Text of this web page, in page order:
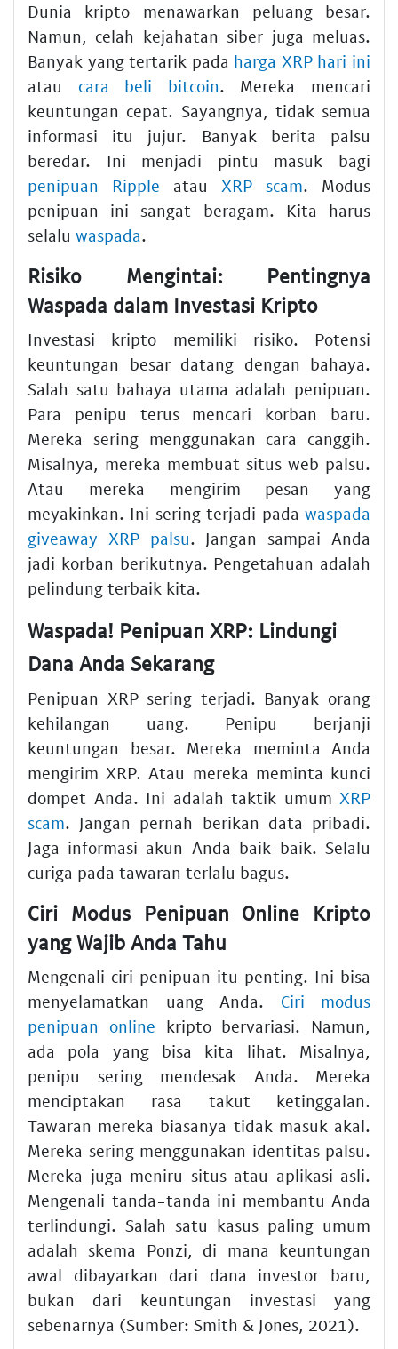
Dunia kripto menawarkan peluang besar.
Namun, celah kejahatan siber juga meluas.
Banyak yang tertarik pada harga XRP hari ini
atau cara beli bitcoin. Mereka mencari
keuntungan cepat. Sayangnya, tidak semua
informasi itu jujur. Banyak berita palsu
beredar. Ini menjadi pintu masuk bagi
penipuan Ripple atau XRP scam. Modus
penipuan ini sangat beragam. Kita harus
selalu waspada.
Risiko Mengintai: Pentingnya
Waspada dalam Investasi Kripto
Investasi kripto memiliki risiko. Potensi
keuntungan besar datang dengan bahaya.
Salah satu bahaya utama adalah penipuan.
Para penipu terus mencari korban baru.
Mereka sering menggunakan cara canggih.
Misalnya, mereka membuat situs web palsu.
Atau mereka mengirim pesan yang
meyakinkan. Ini sering terjadi pada waspada
giveaway XRP palsu. Jangan sampai Anda
jadi korban berikutnya. Pengetahuan adalah
pelindung terbaik kita.
Waspada! Penipuan XRP: Lindungi
Dana Anda Sekarang
Penipuan XRP sering terjadi. Banyak orang
kehilangan uang. Penipu berjanji
keuntungan besar. Mereka meminta Anda
mengirim XRP. Atau mereka meminta kunci
dompet Anda. Ini adalah taktik umum XRP
scam. Jangan pernah berikan data pribadi.
Jaga informasi akun Anda baik-baik. Selalu
curiga pada tawaran terlalu bagus.
Ciri Modus Penipuan Online Kripto
yang Wajib Anda Tahu
Mengenali ciri penipuan itu penting. Ini bisa
menyelamatkan uang Anda. Ciri modus
penipuan online kripto bervariasi. Namun,
ada pola yang bisa kita lihat. Misalnya,
penipu sering mendesak Anda. Mereka
menciptakan rasa takut ketinggalan.
Tawaran mereka biasanya tidak masuk akal.
Mereka sering menggunakan identitas palsu.
Mereka juga meniru situs atau aplikasi asli.
Mengenali tanda-tanda ini membantu Anda
terlindungi. Salah satu kasus paling umum
adalah skema Ponzi, di mana keuntungan
awal dibayarkan dari dana investor baru,
bukan dari keuntungan investasi yang
sebenarnya (Sumber: Smith & Jones, 2021).